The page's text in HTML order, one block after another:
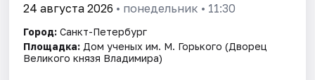
Рейтинги
24 августа 2026 • понедельник • 11:30
Город: Санкт-Петербург
Площадка: Дом ученых им. М. Горького (Дворец
Великого князя Владимира)